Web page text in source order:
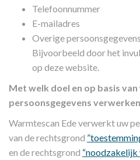
Telefoonnummer
E-mailadres
Overige
Bijvoorbeeld door het
op deze website.
Met welk doel en op basis
persoonsgegevens verwerken
Warmtescan Ede verwerkt uw
van de rechtsgrond
en de rechtsgrond “noodzakelijk